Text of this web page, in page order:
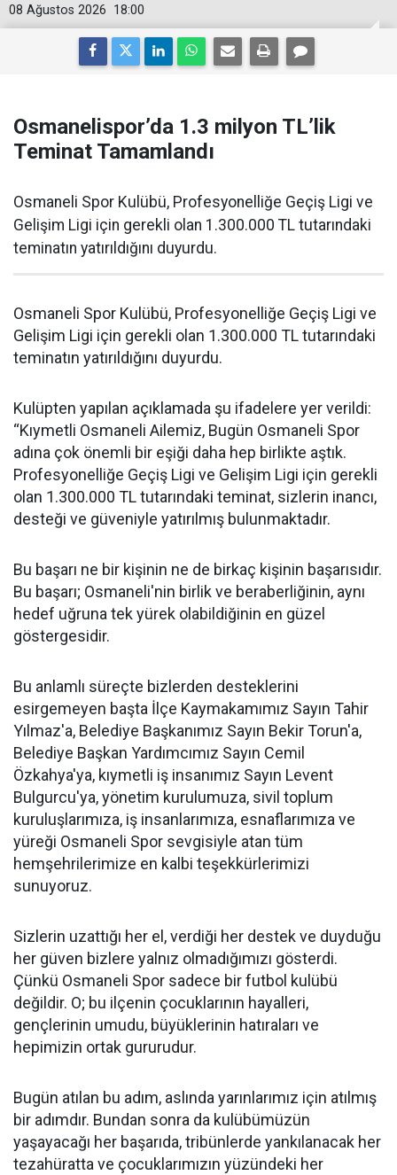
18:00
08 Ağustos 2026
Osmanelispor’da 1.3 milyon TL’lik
Teminat Tamamlandı
Osmaneli Spor Kulübü, Profesyonelliğe Geçiş Ligi ve
Gelişim Ligi için gerekli olan 1.300.000 TL tutarındaki
teminatın yatırıldığını duyurdu.
Osmaneli Spor Kulübü, Profesyonelliğe Geçiş Ligi ve
Gelişim Ligi için gerekli olan 1.300.000 TL tutarındaki
teminatın yatırıldığını duyurdu.
Kulüpten yapılan açıklamada şu ifadelere yer verildi:
“Kıymetli Osmaneli Ailemiz, Bugün Osmaneli Spor
adına çok önemli bir eşiği daha hep birlikte aştık.
Profesyonelliğe Geçiş Ligi ve Gelişim Ligi için gerekli
olan 1.300.000 TL tutarındaki teminat, sizlerin inancı,
desteği ve güveniyle yatırılmış bulunmaktadır.
Bu başarı ne bir kişinin ne de birkaç kişinin başarısıdır.
Bu başarı; Osmaneli'nin birlik ve beraberliğinin, aynı
hedef uğruna tek yürek olabildiğinin en güzel
göstergesidir.
Bu anlamlı süreçte bizlerden desteklerini
esirgemeyen başta İlçe Kaymakamımız Sayın Tahir
Yılmaz'a, Belediye Başkanımız Sayın Bekir Torun'a,
Belediye Başkan Yardımcımız Sayın Cemil
Özkahya'ya, kıymetli iş insanımız Sayın Levent
Bulgurcu'ya, yönetim kurulumuza, sivil toplum
kuruluşlarımıza, iş insanlarımıza, esnaflarımıza ve
yüreği Osmaneli Spor sevgisiyle atan tüm
hemşehrilerimize en kalbi teşekkürlerimizi
sunuyoruz.
Sizlerin uzattığı her el, verdiği her destek ve duyduğu
her güven bizlere yalnız olmadığımızı gösterdi.
Çünkü Osmaneli Spor sadece bir futbol kulübü
değildir. O; bu ilçenin çocuklarının hayalleri,
gençlerinin umudu, büyüklerinin hatıraları ve
hepimizin ortak gururudur.
Bugün atılan bu adım, aslında yarınlarımız için atılmış
bir adımdır. Bundan sonra da kulübümüzün
yaşayacağı her başarıda, tribünlerde yankılanacak her
tezahüratta ve çocuklarımızın yüzündeki her